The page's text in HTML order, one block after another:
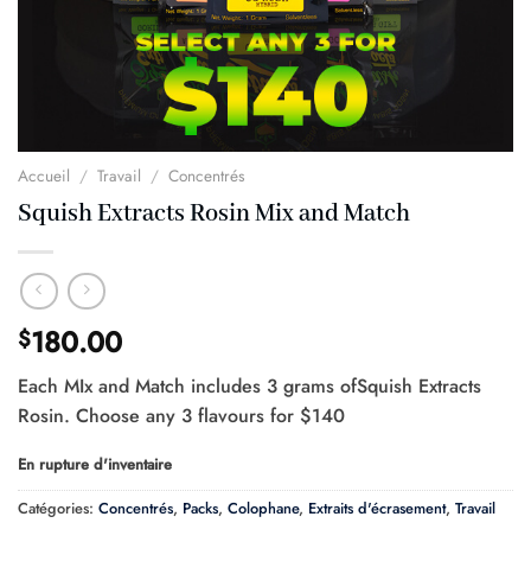
Accueil / Travail / Concentrés
Squish Extracts Rosin Mix and Match
$180.00
Each MIx and Match includes 3 grams ofSquish Extracts
Rosin. Choose any 3 flavours for $140
En rupture d'inventaire
Catégories: Concentrés, Packs, Colophane, Extraits d'écrasement, Travail